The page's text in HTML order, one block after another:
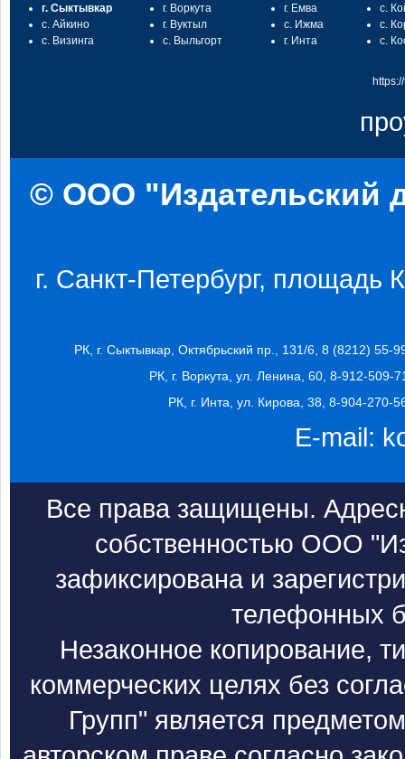
г. Сыктывкар
с. Айкино
с. Визинга
г. Воркута
г. Вуктыл
с. Выльгорт
г. Емва
с. Ижма
г. Инта
с.
с.
с.
© ООО "Издательский
г. Санкт-Петербург, площадь
РК, г. Сыктывкар, Октябрьский пр., 131/6, 8 (8212) 55-
РК, г. Воркута, ул. Ленина, 60, 8-912-509-
РК, г. Инта, ул. Кирова, 38, 8-904-270-
E-mail:
Все права защищены.
собственностью ООО
зафиксирована и
телефонных
Незаконное копирование,
коммерческих целях без
Групп" является